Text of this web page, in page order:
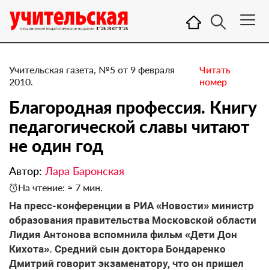
Учительская газета, №5 от 9 февраля
2010.
Читать
номер
Благородная профессия. Книгу
педагогической славы читают
не один год
Автор: Лара Баронская
На чтение: ≈ 7 мин.
На пресс-конференции в РИА «Новости» министр
образования правительства Московской области
Лидия Антонова вспомнила фильм «Дети Дон
Кихота». Средний сын доктора Бондаренко
Дмитрий говорит экзаменатору, что он пришел